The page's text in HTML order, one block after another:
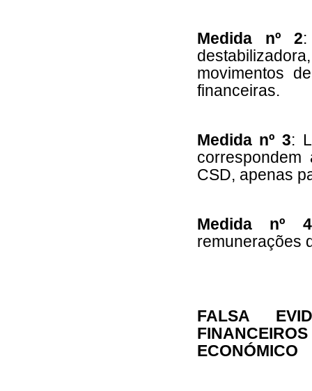
Medida nº 2
movimentos
financeiras.
Medida nº 3:
CSD, apenas
Medida nº 4
remunerações
FALSA
ECONÓMICO